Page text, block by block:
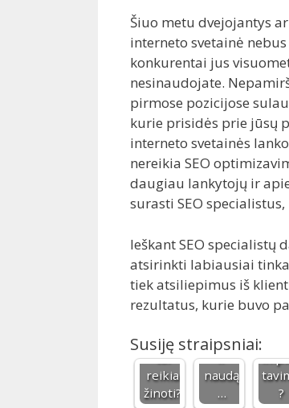
Šiuo metu dvejojantys
interneto svetainė
konkurentai jus
nesinaudojate.
pirmose pozicijose
kurie prisidės prie jūsų
interneto svetainės
nereikia SEO
daugiau lankytojų ir
surasti SEO
Ieškant SEO specialistų
atsirinkti labiausiai
tiek atsiliepimus iš
rezultatus, kurie buvo
Susiję straipsniai:
CNC
frezavi
mas:
apie
tai
reikia
žinoti?
profes
ionala
us
vertėj
įdirbį
ir
naudą
…
Ar
ios
?